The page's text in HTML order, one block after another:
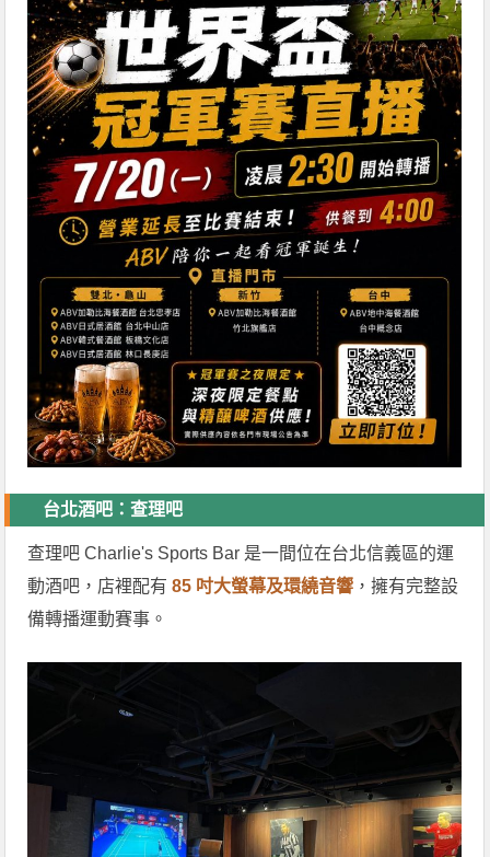
台北酒吧：查理吧
查理吧 Charlie's Sports Bar 是一間位在台北信義區的運
動酒吧，店裡配有 85 吋大螢幕及環繞音響 ，擁有完整設
備轉播運動賽事。